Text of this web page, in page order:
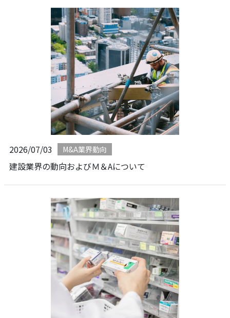
2026/07/03 M&A業界動向
建設業界の動向およびＭ＆Aについて